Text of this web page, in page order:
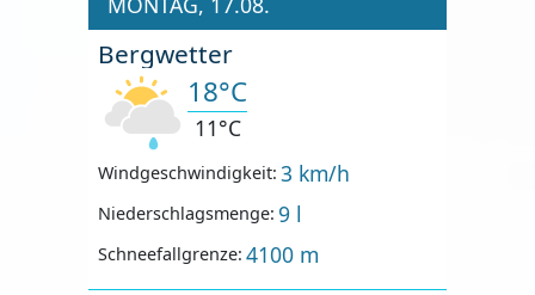
Bergwetter
18°C
11°C
Windgeschwindigkeit: 3 km/h
Niederschlagsmenge: 9 l
Schneefallgrenze: 4100 m